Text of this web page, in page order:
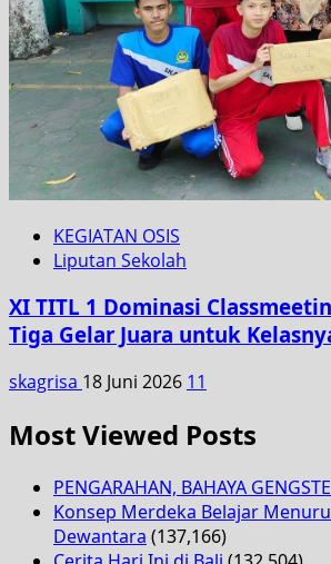
KEGIATAN OSIS
Liputan Sekolah
XI TITL 1 Dominasi
Tiga Gelar Juara untuk
skagrisa 18 Juni 2026 11
Most Viewed Posts
PENGARAHAN, BAHAYA
Konsep Merdeka Belajar
Dewantara (137,166)